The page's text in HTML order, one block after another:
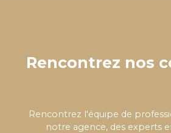
Rencontrez nos
Rencontrez l'équipe de
notre agence, des experts